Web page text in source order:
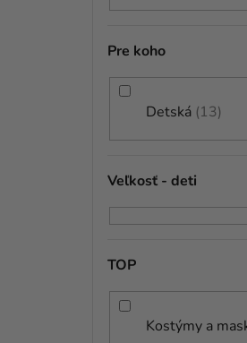
Pre koho
Detská 13
Veľkosť - deti
TOP
Kostýmy a
je
DO